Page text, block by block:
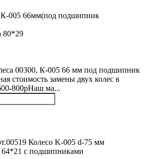
80*29
00300, К-005 66 мм под подшипник
стоимость замены двух колес в
800рНаш ма...
64*21 с подшипниками